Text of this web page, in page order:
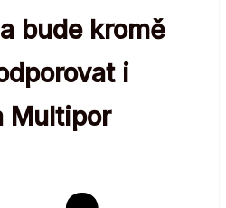
bude kromě
i
Multipor